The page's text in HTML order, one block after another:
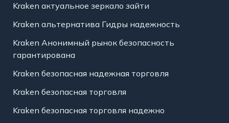
Kraken актуальное зеркало зайти
Kraken альтернатива Гидры надежность
Kraken Анонимный рынок безопасность
гарантирована
Kraken безопасная надежная торговля
Kraken безопасная торговля
Kraken безопасная торговля надежно